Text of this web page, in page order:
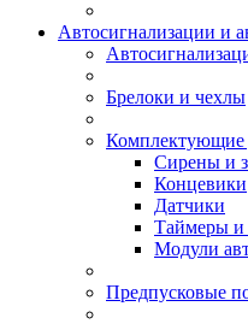
Автосигнализации и
Брелоки и чехлы
Комплектующие
Сирены и
Концевики
Датчики
Таймеры и
Модули
Предпусковые